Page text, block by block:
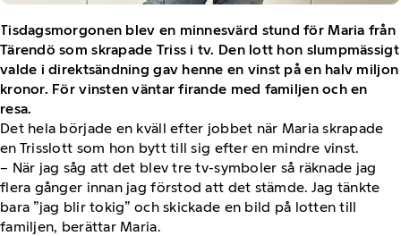
Tisdagsmorgonen blev en minnesvärd stund för Maria från
Tärendö som skrapade Triss i tv. Den lott hon slumpmässigt
valde i direktsändning gav henne en vinst på en halv miljon
kronor. För vinsten väntar firande med familjen och en
resa.
Det hela började en kväll efter jobbet när Maria skrapade
en Trisslott som hon bytt till sig efter en mindre vinst.
– När jag såg att det blev tre tv-symboler så räknade jag
flera gånger innan jag förstod att det stämde. Jag tänkte
bara ”jag blir tokig” och skickade en bild på lotten till
familjen, berättar Maria.